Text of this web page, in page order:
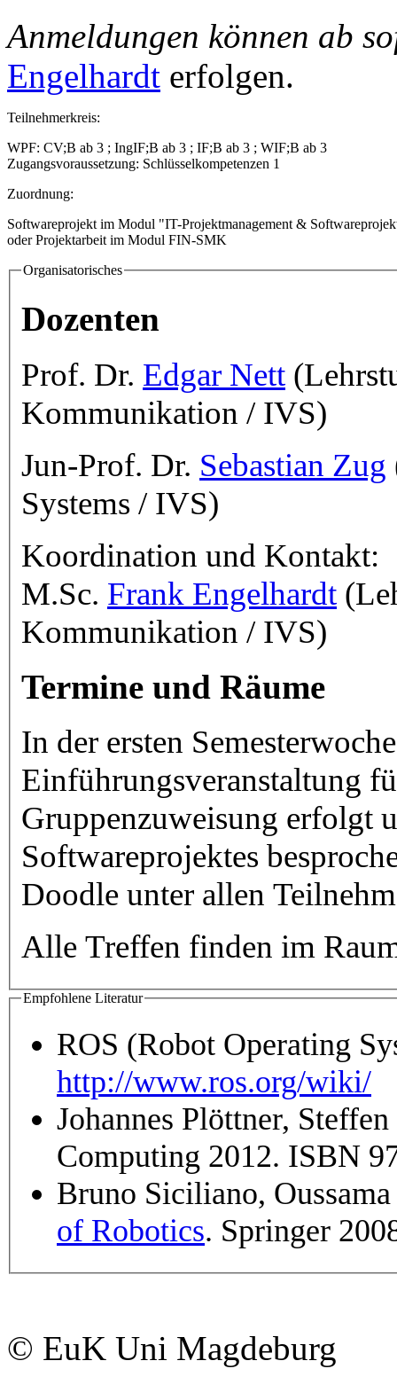
Anmeldungen können ab
Engelhardt erfolgen.
Teilnehmerkreis:
WPF: CV;B ab 3 ; IngIF;B ab 3 ; IF;B ab 3 ; WIF;B ab 3
Zugangsvoraussetzung: Schlüsselkompetenzen 1
Zuordnung:
Softwareprojekt im Modul "IT-Projektmanagement &
oder Projektarbeit im Modul FIN-SMK
Organisatorisches
Dozenten
Prof. Dr. Edgar Nett
Kommunikation / IVS)
Jun-Prof. Dr. Sebastian Zug
Systems / IVS)
Koordination und Kontakt:
M.Sc. Frank Engelhardt
Kommunikation / IVS)
Termine und Räume
In der ersten
Einführungsveranstaltung
Gruppenzuweisung erfolgt
Softwareprojektes
Doodle unter allen
Alle Treffen finden im
Empfohlene Literatur
ROS (Robot Operating
http://www.ros.org/wiki/
Johannes Plöttner,
Computing 2012. ISBN
Bruno Siciliano,
of Robotics . Springer
© EuK Uni Magdeburg